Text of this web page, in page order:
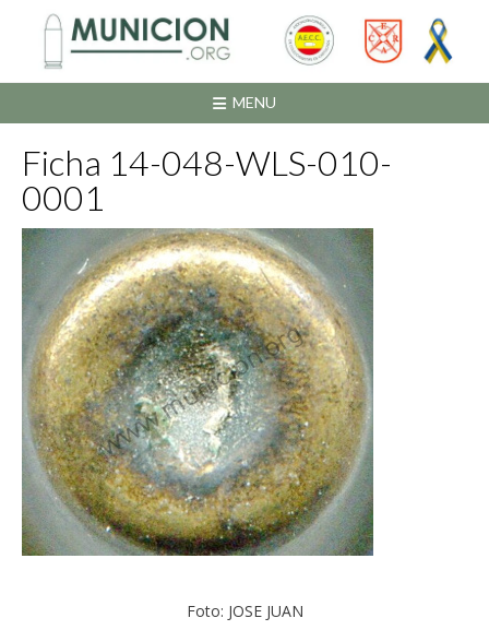
contenido
MENU
Ficha 14-048-WLS-010-
0001
Foto: JOSE JUAN